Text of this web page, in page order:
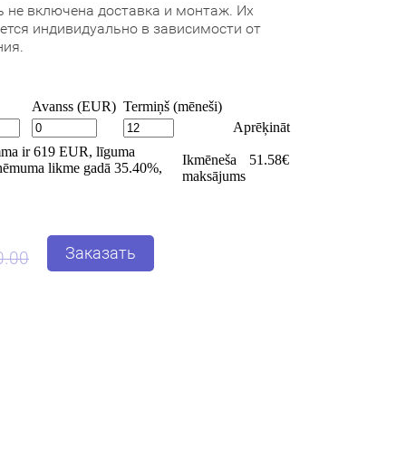
не включена доставка и монтаж. Их
индивидуально в зависимости от
Заказать